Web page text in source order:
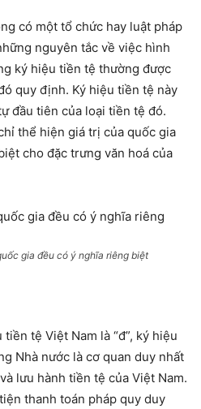
có một tổ chức hay luật pháp
nguyên tắc về việc hình
ký hiệu tiền tệ thường được
quy định. Ký hiệu tiền tệ này
đầu tiên của loại tiền tệ đó.
thể hiện giá trị của quốc gia
cho đặc trưng văn hoá của
gia đều có ý nghĩa riêng biệt
tệ Việt Nam là “đ”, ký hiệu
Nhà nước là cơ quan duy nhất
lưu hành tiền tệ của Việt Nam.
thanh toán pháp quy duy